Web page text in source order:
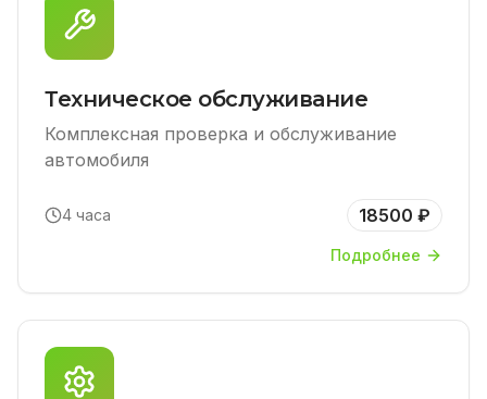
Техническое обслуживание
Комплексная проверка и обслуживание
автомобиля
4 часа 18500 ₽
Подробнее